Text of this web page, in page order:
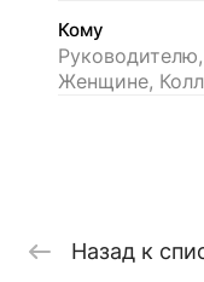
Кому
Женщине,
Назад к